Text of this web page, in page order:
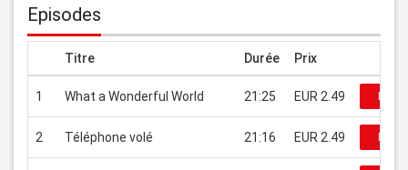
Episodes
Titre Durée Prix
1 What a Wonderful World 21:25 EUR 2.49
2 Téléphone volé 21:16 EUR 2.49